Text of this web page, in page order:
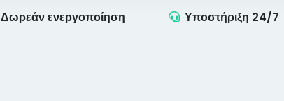
Δωρεάν ενεργοποίηση Υποστήριξη 24/7